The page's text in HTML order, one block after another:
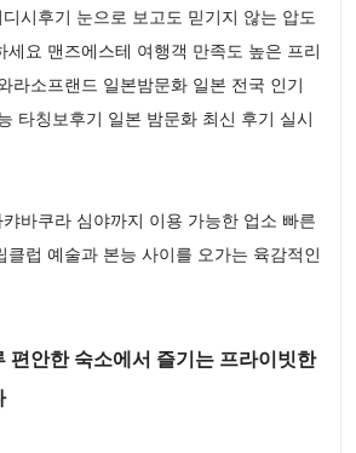
시후기 눈으로 보고도 믿기지 않는 압도
세요 맨즈에스테 여행객 만족도 높은 프리
라소프랜드 일본밤문화 일본 전국 인기
타칭보후기 일본 밤문화 최신 후기 실시
바쿠라 심야까지 이용 가능한 업소 빠른
클럽 예술과 본능 사이를 오가는 육감적인
편안한 숙소에서 즐기는 프라이빗한